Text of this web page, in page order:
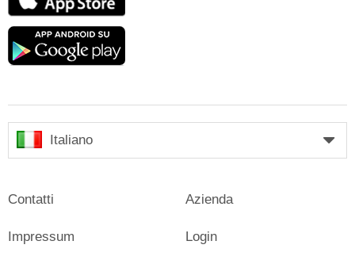
Google
Italiano
Contatti
Impressum
Azienda
Login